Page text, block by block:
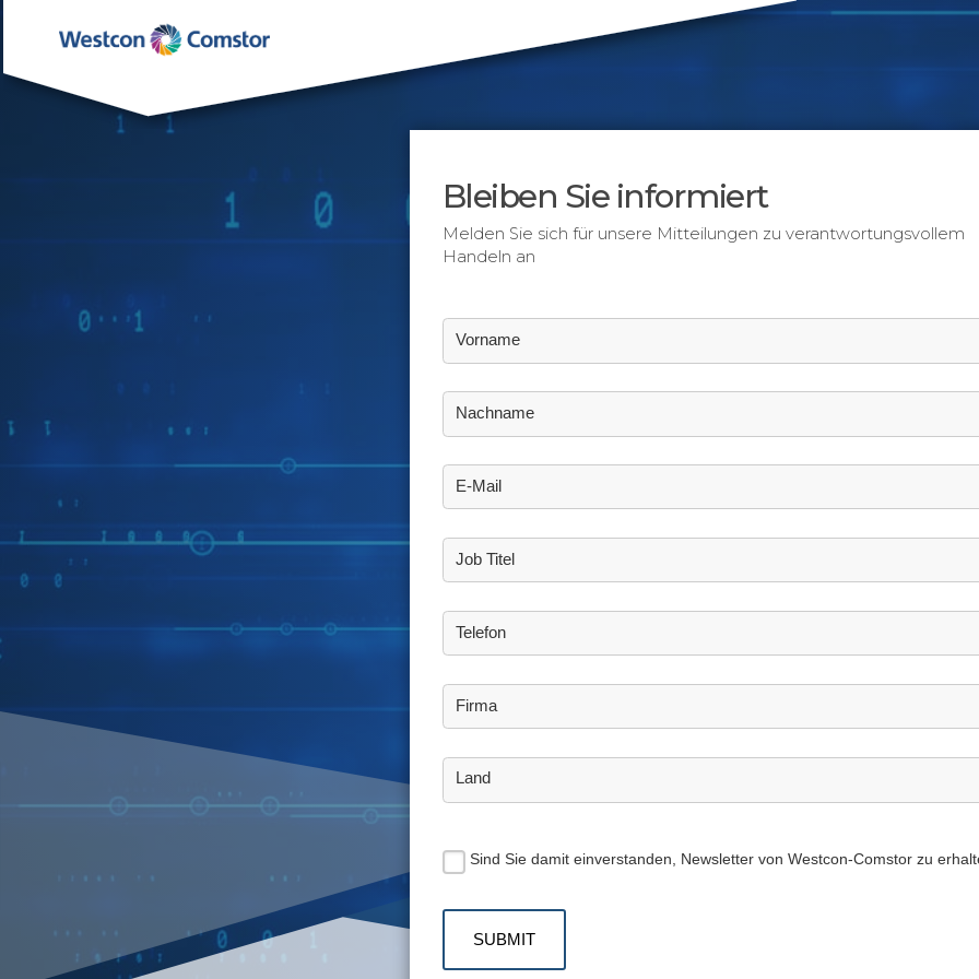
Bleiben Sie informiert
Melden Sie sich für unsere Mitteilungen zu verantwortungsvollem
Handeln an
Vorname
Nachname
E-Mail
Job Titel
Telefon
Firma
Land
Sind Sie damit einverstanden, Newsletter von Westcon-Comstor zu
SUBMIT